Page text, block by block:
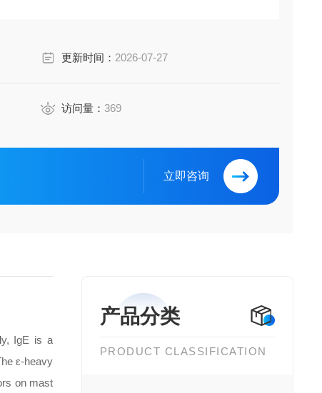
更新时间： 2026-07-27
访问量： 369
立即咨询
产品分类
PRODUCT CLASSIFICATION
IgE is a
ε-heavy
on mast